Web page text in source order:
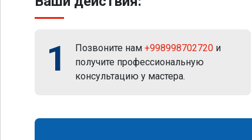
1 Позвоните нам +998998702720 и
получите профессиональную
консультацию у мастера.